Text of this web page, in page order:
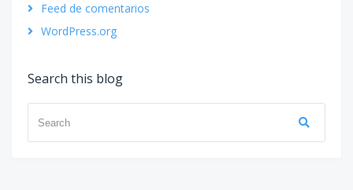
Feed de comentarios
WordPress.org
Search this blog
for: